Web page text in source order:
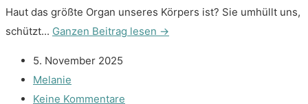
Haut das größte Organ unseres Körpers ist? Sie umhüllt uns,
schützt... Ganzen Beitrag lesen →
5. November 2025
Melanie
Keine Kommentare